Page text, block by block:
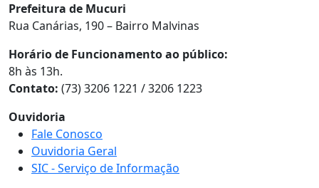
Prefeitura de Mucuri
Rua Canárias, 190 – Bairro Malvinas
Horário de Funcionamento ao público:
8h às 13h.
Contato: (73) 3206 1221 / 3206 1223
Ouvidoria
Fale Conosco
Ouvidoria Geral
SIC - Serviço de Informação